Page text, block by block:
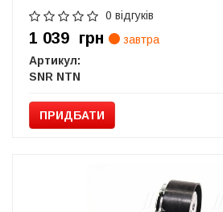
0 відгуків
1 039 грн
завтра
Артикул:
SNR NTN
ПРИДБАТИ